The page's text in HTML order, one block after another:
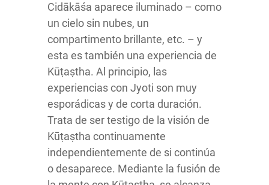
Cidākāśa aparece iluminado – como
un cielo sin nubes, un
compartimento brillante, etc. – y
esta es también una experiencia de
Kūṭaṣtha. Al principio, las
experiencias con Jyoti son muy
esporádicas y de corta duración.
Trata de ser testigo de la visión de
Kūṭaṣtha continuamente
independientemente de si continúa
o desaparece. Mediante la fusión de